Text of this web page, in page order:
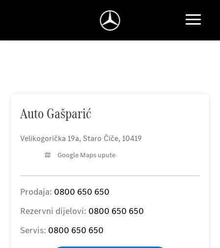
Auto Gašparić
Velikogorička 19a, Staro Čiče, 10419
Google Maps upute
Prodaja: 0800 650 650
Rezervni dijelovi: 0800 650 650
Servis: 0800 650 650